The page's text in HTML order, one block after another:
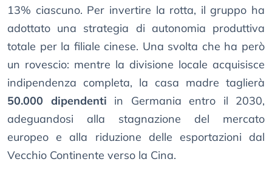
13% ciascuno. Per invertire la rotta, il gruppo ha
adottato una strategia di autonomia produttiva
totale per la filiale cinese. Una svolta che ha però
un rovescio: mentre la divisione locale acquisisce
indipendenza completa, la casa madre taglierà
50.000 dipendenti in Germania entro il 2030,
adeguandosi alla stagnazione del mercato
europeo e alla riduzione delle esportazioni dal
Vecchio Continente verso la Cina.